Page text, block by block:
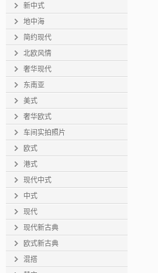
新中式
地中海
简约现代
北欧风情
奢华现代
东南亚
美式
奢华欧式
车间实拍照片
欧式
港式
现代中式
中式
现代
现代新古典
欧式新古典
混搭